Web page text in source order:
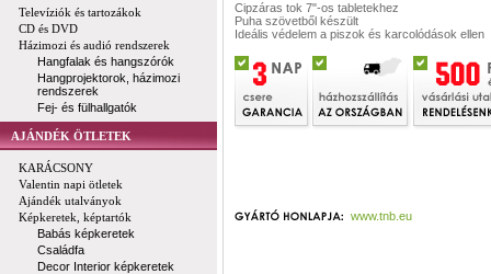
Televíziók és tartozákok
CD és DVD
Házimozi és audió rendszerek
Hangfalak és hangszórók
Hangprojektorok, házimozi
rendszerek
Fej- és fülhallgatók
AJÁNDÉK ÖTLETEK
KARÁCSONY
Valentin napi ötletek
Ajándék utalványok
Képkeretek, képtartók
Babás képkeretek
Családfa
Decor Interior képkeretek
Cipzáras tok 7"-os tabletekhez
Puha szövetből készült
Ideális védelem a piszok és karcolódások ellen
www.tnb.eu